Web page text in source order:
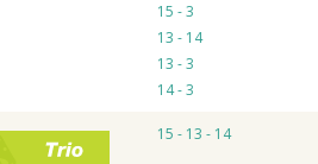
15 - 3
13 - 14
13 - 3
14 - 3
15 - 13 - 14